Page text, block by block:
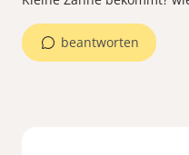
beantworten